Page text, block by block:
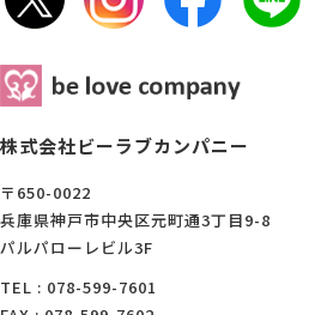
株式会社ビーラブカンパニー
〒650-0022
兵庫県神戸市中央区元町通3丁目9-8
パルパローレビル3F
TEL : 078-599-7601